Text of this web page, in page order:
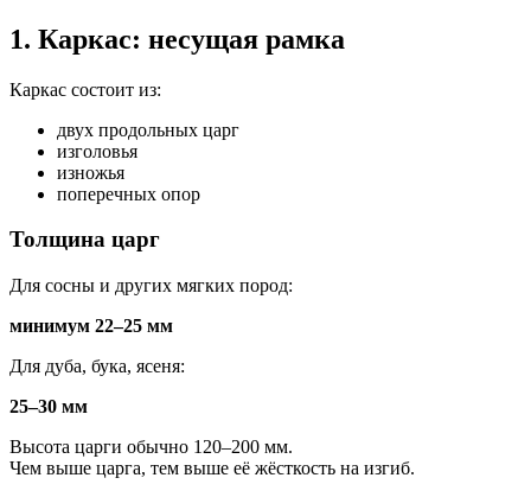
1. Каркас: несущая рамка
Каркас состоит из:
двух продольных царг
изголовья
изножья
поперечных опор
Толщина царг
Для сосны и других мягких пород:
минимум 22–25 мм
Для дуба, бука, ясеня:
25–30 мм
Высота царги обычно 120–200 мм.
Чем выше царга, тем выше её жёсткость на изгиб.